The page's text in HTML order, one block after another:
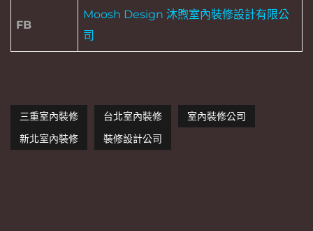
FB
Moosh Design 沐煦室內裝修設計有限公
司
三重室內裝修 台北室內裝修
室內裝修公司
新北室內裝修
裝修設計公司